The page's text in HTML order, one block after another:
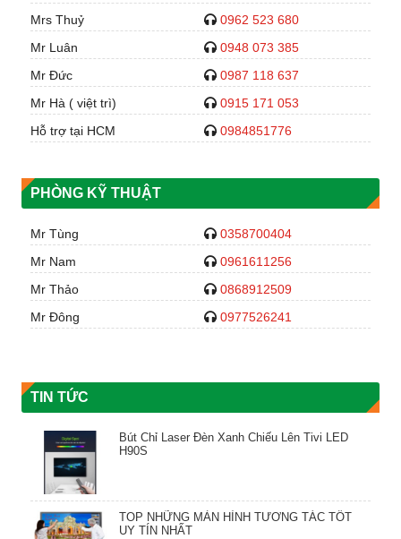
Mrs Thuỷ
0962 523 680
Mr Luân
0948 073 385
Mr Đức
0987 118 637
Mr Hà ( việt trì)
0915 171 053
Hỗ trợ tại HCM
0984851776
PHÒNG KỸ THUẬT
Mr Tùng
0358700404
Mr Nam
0961611256
Mr Thảo
0868912509
Mr Đông
0977526241
TIN TỨC
Bút Chỉ Laser Đèn Xanh Chiếu Lên Tivi LED
H90S
TOP NHỮNG MÀN HÌNH TƯƠNG TÁC TỐT
UY TÍN NHẤT